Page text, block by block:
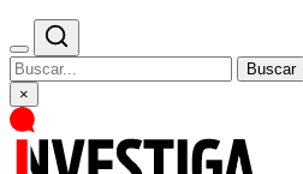
Buscar
×